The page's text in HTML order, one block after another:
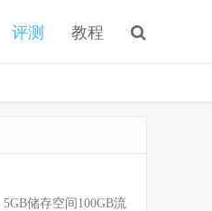
评测 教程
5GB储存空间100GB流